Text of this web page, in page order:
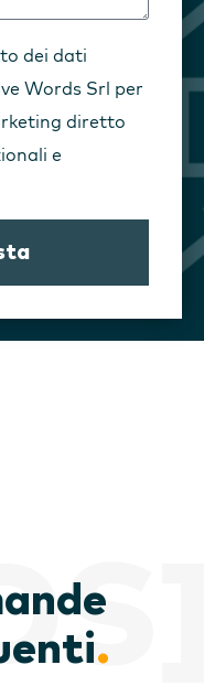
dei dati
Words Srl per
diretto
e
.